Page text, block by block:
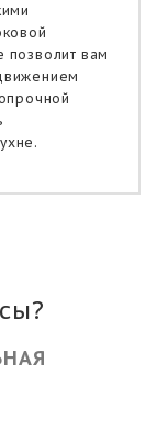
позволит вам